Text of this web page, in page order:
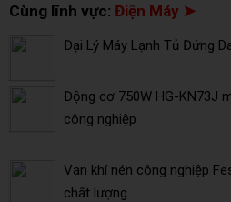
Cùng lĩnh vực: Điện Máy ➤
Đại Lý Máy Lạnh Tủ Đứng
Động cơ 750W HG-KN73J
công nghiệp
Van khí nén công nghiệp
chất lượng